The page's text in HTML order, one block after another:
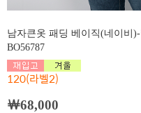
남자큰옷 패딩 베이직(네이비
BO56787
120(라벨2)
￦68,000